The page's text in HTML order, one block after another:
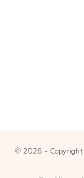
© 2026 - Copyright